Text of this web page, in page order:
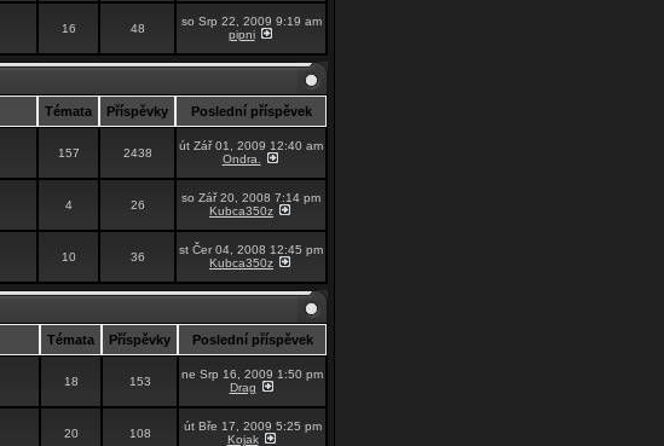
16 48
so Srp 22, 2009 9:19 am
pipni
Témata Příspěvky Poslední příspěvek
157 2438
út Zář 01, 2009 12:40 am
Ondra.
4 26
so Zář 20, 2008 7:14 pm
Kubca350z
10 36
st Čer 04, 2008 12:45 pm
Kubca350z
Témata Příspěvky Poslední příspěvek
18 153
ne Srp 16, 2009 1:50 pm
Drag
20 108
út Bře 17, 2009 5:25 pm
Kojak